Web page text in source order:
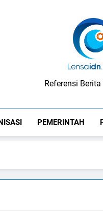
Referensi
PEMERINTAH